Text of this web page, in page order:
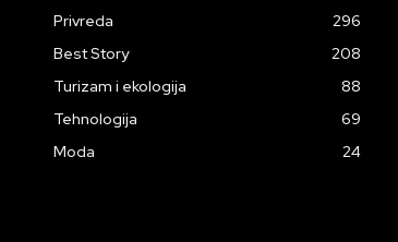
Privreda
296
Best Story
208
Turizam i ekologija
88
Tehnologija
69
Moda
24